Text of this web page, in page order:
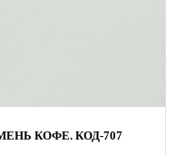
КОФЕ. КОД-707